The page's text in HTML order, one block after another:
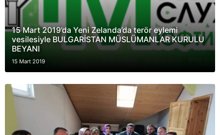
15 Mart 2019’da Yeni Zelanda’da terör eylemi
vesilesiyle BULGARİSTAN MÜSLÜMANLAR KURULU
BEYANI
15 Mart 2019